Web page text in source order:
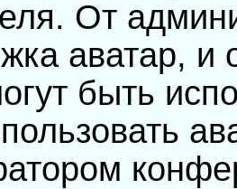
От
аватар, и
быть